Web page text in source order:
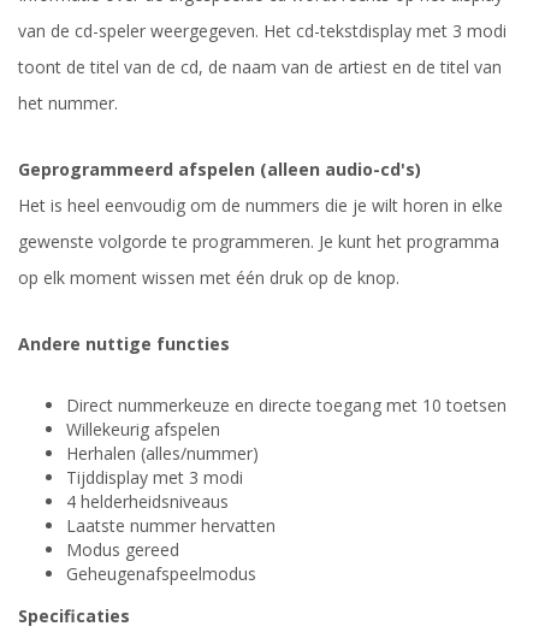
van de cd-speler weergegeven. Het cd-tekstdisplay met 3 modi
toont de titel van de cd, de naam van de artiest en de titel van
het nummer.
Geprogrammeerd afspelen (alleen audio-cd's)
Het is heel eenvoudig om de nummers die je wilt horen in elke
gewenste volgorde te programmeren. Je kunt het programma
op elk moment wissen met één druk op de knop.
Andere nuttige functies
Direct nummerkeuze en directe toegang met 10 toetsen
Willekeurig afspelen
Herhalen (alles/nummer)
Tijddisplay met 3 modi
4 helderheidsniveaus
Laatste nummer hervatten
Modus gereed
Geheugenafspeelmodus
Specificaties